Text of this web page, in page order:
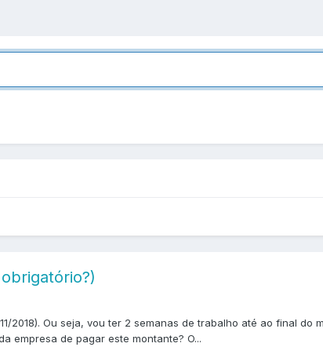
2018). Ou seja, vou ter 2 semanas de trabalho até ao final
empresa de pagar este montante? O...